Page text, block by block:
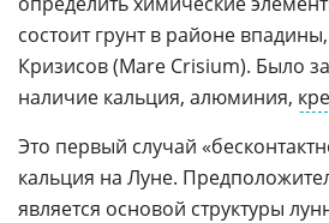
состоит грунт в районе
Кризисов (Mare Crisium). Было
наличие кальция, алюминия,
Это первый случай
кальция на Луне.
является основой структуры